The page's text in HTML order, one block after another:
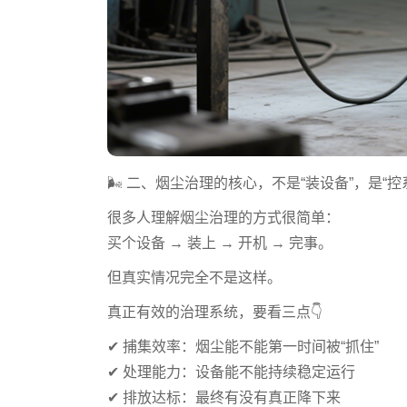
🌬️ 二、烟尘治理的核心，不是“装设备”，是“控
很多人理解烟尘治理的方式很简单：
买个设备 → 装上 → 开机 → 完事。
但真实情况完全不是这样。
真正有效的治理系统，要看三点👇
✔ 捕集效率：烟尘能不能第一时间被“抓住”
✔ 处理能力：设备能不能持续稳定运行
✔ 排放达标：最终有没有真正降下来